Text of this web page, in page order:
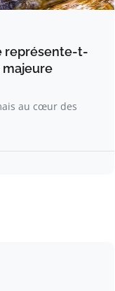
représente-t-
au cœur des